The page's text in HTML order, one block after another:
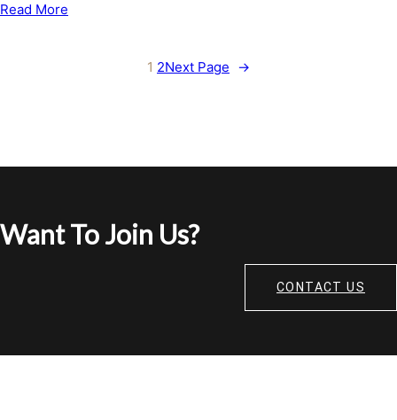
Read More
1 2Next Page →
Want To Join Us?
CONTACT US